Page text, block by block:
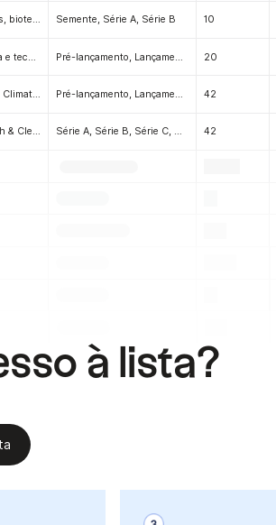
Materiais avançados, biotecnologia, saúde, dispositivos médicos, CRM, comércio eletrónico, bens de consumo, tecnologia de retalho, SaaS, serviços profissionais, logística, tecnologia imobiliária, indústria de serviços, tecnologia climática e tecnologia limpa Semente, Série A, Série B 10
Tecnologia climática e tecnologia limpa Pré-lançamento, Lançamento 20
AgTech (FarmTech), ClimateTech e CleanTech Pré-lançamento, Lançamento, Série A, Série B, Série C, Série D 42
Energia, ClimateTech & CleanTech, Indústrias, IoT (Internet das Coisas), Robótica, Software Série A, Série B, Série C, Série D 42
à lista?